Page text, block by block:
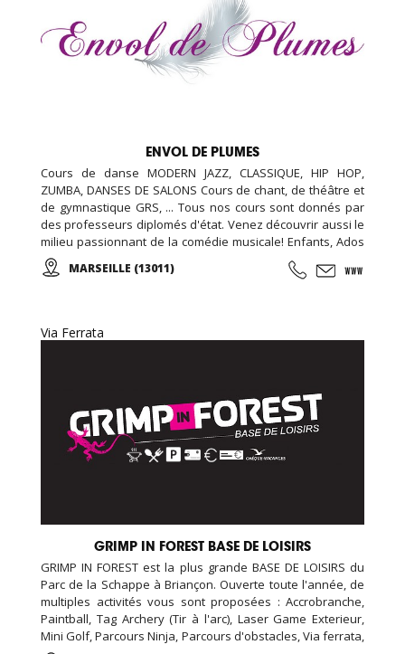
ENVOL DE PLUMES
Cours de danse MODERN JAZZ, CLASSIQUE, HIP HOP,
ZUMBA, DANSES DE SALONS Cours de chant, de théâtre et
de gymnastique GRS, ... Tous nos cours sont donnés par
des professeurs diplomés d'état. Venez découvrir aussi le
milieu passionnant de la comédie musicale! Enfants, Ados
et Adultes. Stages vacances, Anniversaires, ... Cours
d'essai offert !
MARSEILLE (13011)
Via Ferrata
GRIMP IN FOREST BASE DE LOISIRS
GRIMP IN FOREST est la plus grande BASE DE LOISIRS du
Parc de la Schappe à Briançon. Ouverte toute l'année, de
multiples activités vous sont proposées : Accrobranche,
Paintball, Tag Archery (Tir à l'arc), Laser Game Exterieur,
Mini Golf, Parcours Ninja, Parcours d'obstacles, Via ferrata,